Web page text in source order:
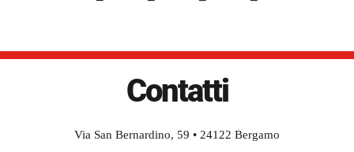
Contatti
Via San Bernardino, 59 • 24122 Bergamo